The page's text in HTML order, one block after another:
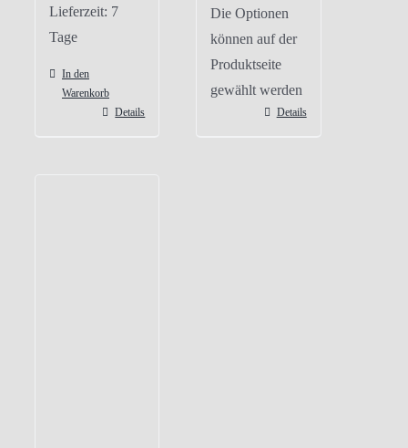
Lieferzeit: 7
Tage
In den
Warenkorb
Details
Die Optionen
können auf der
Produktseite
gewählt werden
Details